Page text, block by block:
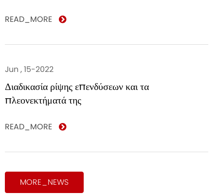
READ_MORE
Jun , 15-2022
Διαδικασία ρίψης επενδύσεων και τα
πλεονεκτήματά της
READ_MORE
MORE_NEWS